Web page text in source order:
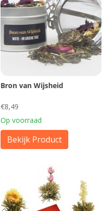
Bron van Wijsheid
€8,49
Op voorraad
Bekijk Product